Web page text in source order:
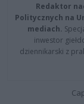
Redaktor
Politycznych na
mediach.
inwestor
dziennikarski z